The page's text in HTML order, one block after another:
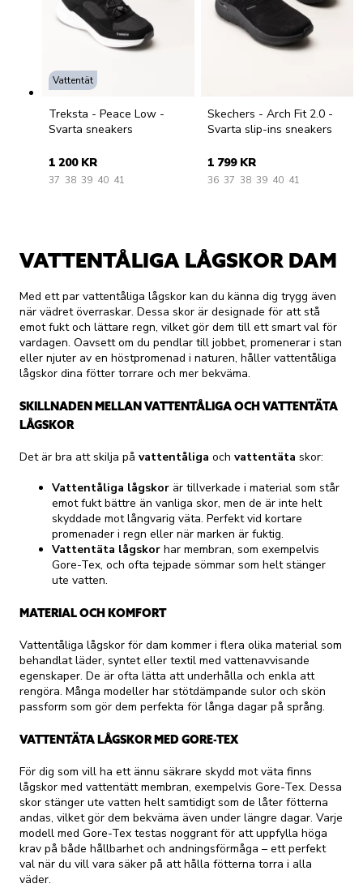
Vattentät
Treksta - Peace Low -
Svarta sneakers
1 200 KR
37 38 39 40 41
Skechers - Arch Fit 2.0 -
Svarta slip-ins sneakers
1 799 KR
36 37 38 39 40 41
VATTENTÅLIGA LÅGSKOR DAM
Med ett par vattentåliga lågskor kan du känna dig trygg även
när vädret överraskar. Dessa skor är designade för att stå
emot fukt och lättare regn, vilket gör dem till ett smart val för
vardagen. Oavsett om du pendlar till jobbet, promenerar i stan
eller njuter av en höstpromenad i naturen, håller vattentåliga
lågskor dina fötter torrare och mer bekväma.
SKILLNADEN MELLAN VATTENTÅLIGA OCH VATTENTÄTA
LÅGSKOR
Det är bra att skilja på vattentåliga och vattentäta skor:
Vattentåliga lågskor är tillverkade i material som står
emot fukt bättre än vanliga skor, men de är inte helt
skyddade mot långvarig väta. Perfekt vid kortare
promenader i regn eller när marken är fuktig.
Vattentäta lågskor har membran, som exempelvis
Gore-Tex, och ofta tejpade sömmar som helt stänger
ute vatten.
MATERIAL OCH KOMFORT
Vattentåliga lågskor för dam kommer i flera olika material som
behandlat läder, syntet eller textil med vattenavvisande
egenskaper. De är ofta lätta att underhålla och enkla att
rengöra. Många modeller har stötdämpande sulor och skön
passform som gör dem perfekta för långa dagar på språng.
VATTENTÄTA LÅGSKOR MED GORE-TEX
För dig som vill ha ett ännu säkrare skydd mot väta finns
lågskor med vattentätt membran, exempelvis Gore-Tex. Dessa
skor stänger ute vatten helt samtidigt som de låter fötterna
andas, vilket gör dem bekväma även under längre dagar. Varje
modell med Gore-Tex testas noggrant för att uppfylla höga
krav på både hållbarhet och andningsförmåga – ett perfekt
val när du vill vara säker på att hålla fötterna torra i alla
väder.